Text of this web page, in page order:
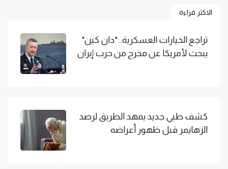
الاكثر قراءة
تراجع الخيارات العسكرية.. "دان كين"
يبحث لأمريكا عن مخرج من حرب إيران
كشف طبي جديد يمهد الطريق لرصد
الزهايمر قبل ظهور أعراضه